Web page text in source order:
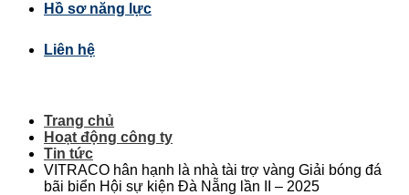
Hồ sơ năng lực
Liên hệ
Trang chủ
Hoạt động công ty
Tin tức
VITRACO hân hạnh là nhà tài trợ vàng Giải bóng đá
bãi biển Hội sự kiện Đà Nẵng lần II – 2025